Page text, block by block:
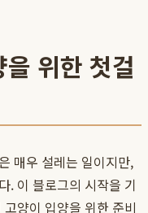
위한 첫걸
매우 설레는 일이지만,
. 이 블로그의 시작을 기
양이 입양을 위한 준비